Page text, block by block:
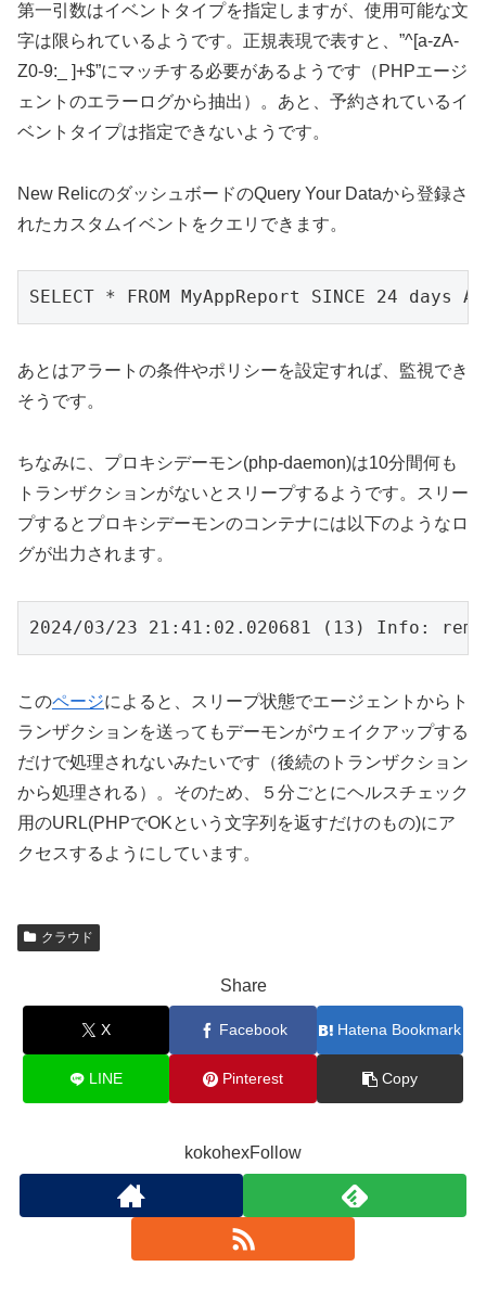
第一引数はイベントタイプを指定しますが、使用可能な文
字は限られているようです。正規表現で表すと、”^[a-zA-
Z0-9:_ ]+$”にマッチする必要があるようです（PHPエージ
ェントのエラーログから抽出）。あと、予約されているイ
ベントタイプは指定できないようです。
New RelicのダッシュボードのQuery Your Dataから登録さ
れたカスタムイベントをクエリできます。
SELECT * FROM MyAppReport SINCE 24 days
あとはアラートの条件やポリシーを設定すれば、監視でき
そうです。
ちなみに、プロキシデーモン(php-daemon)は10分間何も
トランザクションがないとスリープするようです。スリー
プするとプロキシデーモンのコンテナには以下のようなロ
グが出力されます。
2024/03/23 21:41:02.020681 (13) Info:
このページによると、スリープ状態でエージェントからト
ランザクションを送ってもデーモンがウェイクアップする
だけで処理されないみたいです（後続のトランザクション
から処理される）。そのため、５分ごとにヘルスチェック
用のURL(PHPでOKという文字列を返すだけのもの)にア
クセスするようにしています。
クラウド
Share
X Facebook Hatena Bookmark
LINE Pinterest Copy
kokohexFollow